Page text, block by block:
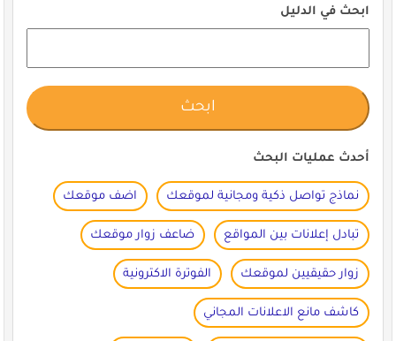
ابحث في الدليل
أحدث عمليات البحث
نماذج تواصل ذكية ومجانية لموقعك اضف موقعك
تبادل إعلانات بين المواقع ضاعف زوار موقعك
زوار حقيقيين لموقعك الفوترة الاكترونية
كاشف مانع الاعلانات المجاني